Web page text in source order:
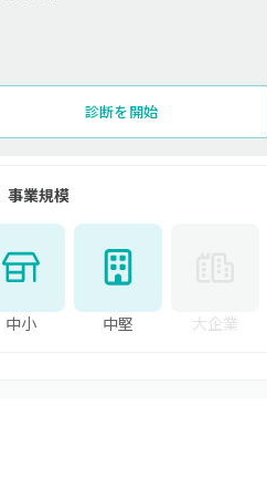
診断を開始
事業規模
中小 中堅 大企業